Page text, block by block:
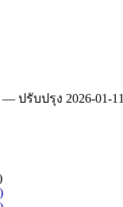
— ปรับปรุง 2026-01-11